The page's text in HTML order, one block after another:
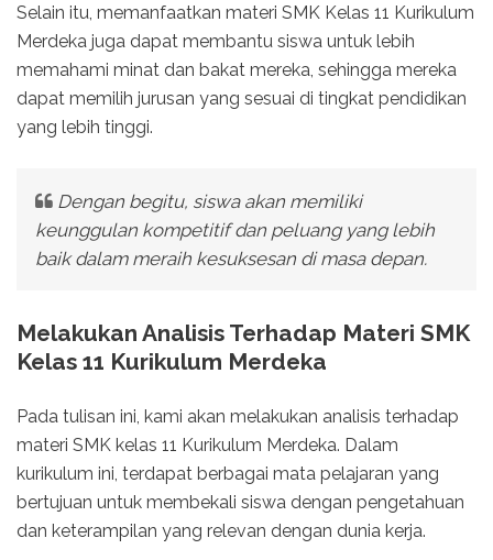
Selain itu, memanfaatkan materi SMK Kelas 11 Kurikulum
Merdeka juga dapat membantu siswa untuk lebih
memahami minat dan bakat mereka, sehingga mereka
dapat memilih jurusan yang sesuai di tingkat pendidikan
yang lebih tinggi.
Dengan begitu, siswa akan memiliki
keunggulan kompetitif dan peluang yang lebih
baik dalam meraih kesuksesan di masa depan.
Melakukan Analisis Terhadap Materi SMK
Kelas 11 Kurikulum Merdeka
Pada tulisan ini, kami akan melakukan analisis terhadap
materi SMK kelas 11 Kurikulum Merdeka. Dalam
kurikulum ini, terdapat berbagai mata pelajaran yang
bertujuan untuk membekali siswa dengan pengetahuan
dan keterampilan yang relevan dengan dunia kerja.